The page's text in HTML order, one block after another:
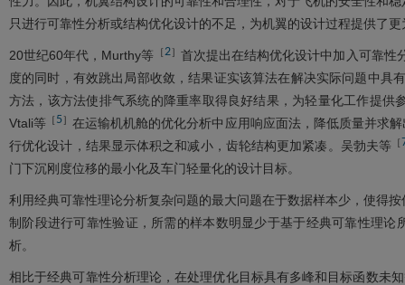
只进行可靠性分析或结构优化设计的不足，为机翼的设计过程提供了
20世纪60年代，Murthy等 ［2］ 首次提出在结构优化设计中加入可靠性
度的同时，有效跳出局部收敛，结果证实该算法在解决实际问题中具
方法，该方法使排气系统的降重率取得良好结果，为轻量化工作提
Vtali等 ［ 5］ 在运输机机舱的优化分析中应用响应面法，降低质量并求
行优化设计，结果显示体积之和减小，齿轮结构更加紧凑。吴勃夫等 ［
门下沉刚度位移的最小化及车门轻量化的设计目标。
利用经典可靠性理论分析复杂问题的最大问题在于数据样本少，使得
制阶段进行可靠性验证，所需的样本数明显少于基于经典可靠性理论
析。
相比于经典可靠性分析理论，在处理优化目标具有多峰和目标函数未